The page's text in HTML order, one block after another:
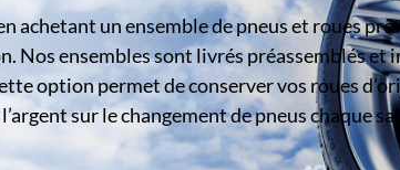
achetant un ensemble de pneus et roues
Nos ensembles sont livrés préassemblés et
option permet de conserver vos roues
sur le changement de pneus chaque